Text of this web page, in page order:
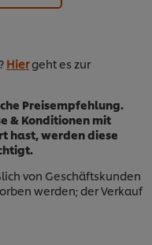
Hiergeht es zur
Preisempfehlung.
& Konditionen mit
hast, werden diese
von Geschäftskunden
werden; der Verkauf